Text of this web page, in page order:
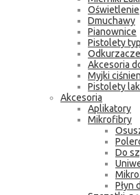
Oświetlenie
Dmuchawy
Pianownice
Pistolety
Odkurzacze
Akcesoria
Myjki
Pistolety
Akcesoria
Aplikatory
Mikrofibry
Do
Płyn